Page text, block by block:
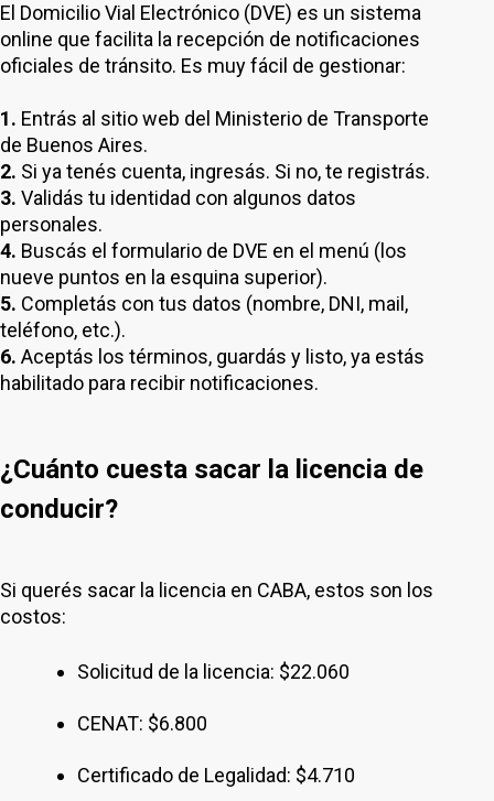
El Domicilio Vial Electrónico (DVE) es un sistema
online que facilita la recepción de notificaciones
oficiales de tránsito. Es muy fácil de gestionar:
1. Entrás al sitio web del Ministerio de Transporte
de Buenos Aires.
2. Si ya tenés cuenta, ingresás. Si no, te registrás.
3. Validás tu identidad con algunos datos
personales.
4. Buscás el formulario de DVE en el menú (los
nueve puntos en la esquina superior).
5. Completás con tus datos (nombre, DNI, mail,
teléfono, etc.).
6. Aceptás los términos, guardás y listo, ya estás
habilitado para recibir notificaciones.
¿Cuánto cuesta sacar la licencia de
conducir?
Si querés sacar la licencia en CABA, estos son los
costos:
Solicitud de la licencia: $22.060
CENAT: $6.800
Certificado de Legalidad: $4.710